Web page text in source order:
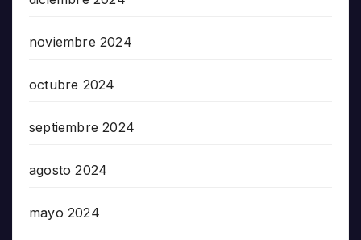
noviembre 2024
octubre 2024
septiembre 2024
agosto 2024
mayo 2024